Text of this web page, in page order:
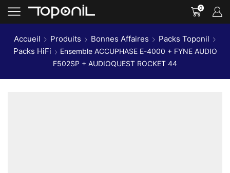
0
Accueil Produits Bonnes Affaires
Packs Toponil
Packs HiFi
Ensemble ACCUPHASE E-4000 + FYNE AUDIO
F502SP + AUDIOQUEST ROCKET 44